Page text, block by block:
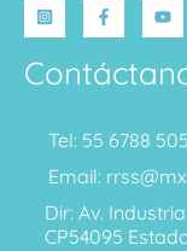
Tel: 55 6788
Email:
Dir: Av.
CP54095